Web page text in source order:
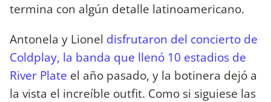
termina con algún detalle latinoamericano.
Antonela y Lionel disfrutaron del concierto de
Coldplay, la banda que llenó 10 estadios de
River Plate el año pasado, y la botinera dejó a
la vista el increíble outfit. Como si siguiese las